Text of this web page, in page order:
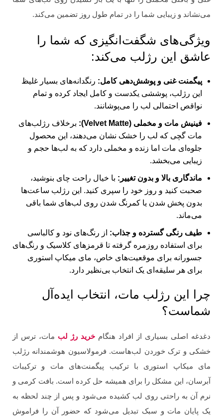
می‌نشاند و زیبایی شما را در تمام طول روز تضمین می‌کند.
ویژگی‌های شگفت‌انگیزی که شما را
عاشق این رژلب می‌کند:
پیگمنت غنی و پوشش‌دهی کامل: رنگدانه‌های بسیار غلیظ
این رژلب، پوششی یکدست و کامل ایجاد کرده و تمام
نواقص احتمالی لب را می‌پوشانند.
فینیش مات و مخملی (Velvet Matte):
برخلاف رژلب‌های
مات گچی که لب را خشک نشان می‌دهند، این محصول
جلوه‌ای مات اما زنده و مخملی دارد که به لب‌ها حجم و
زیبایی می‌بخشد.
ماندگاری بالا و بدون تغییر: با خیال راحت چای بنوشید،
صحبت کنید و روز خود را سپری کنید. این رژلب ساعت‌ها
بدون پخش شدن یا کمرنگ شدن روی لب‌های شما باقی
می‌ماند.
طیف رنگی گسترده و جذاب: از رنگ‌های نود و کالباسی
برای استفاده روزمره گرفته تا قرمزهای کلاسیک و رنگ‌های
جسورانه برای موقعیت‌های خاص، مای میکاپ استوری
برای هر سلیقه‌ای یک انتخاب بی‌نظیر دارد.
چرا این رژلب مات، انتخاب ایده‌آل
شماست؟
دغدغه اصلی بسیاری از افراد هنگام خرید رژ لب مات، ترس از
خشکی و ترک خوردن لب‌هاست. فرمولاسیون هوشمندانه رژلب
مای میکاپ استوری با ترکیب پیگمنت‌های مات و ترکیبات
آبرسان، این مشکل را برای همیشه حل کرده است. بافت کرمی و
نرم آن به راحتی روی لب کشیده می‌شود و پس از چند لحظه به
یک پایان مات و سبک تبدیل می‌شود که حضور آن را فراموش